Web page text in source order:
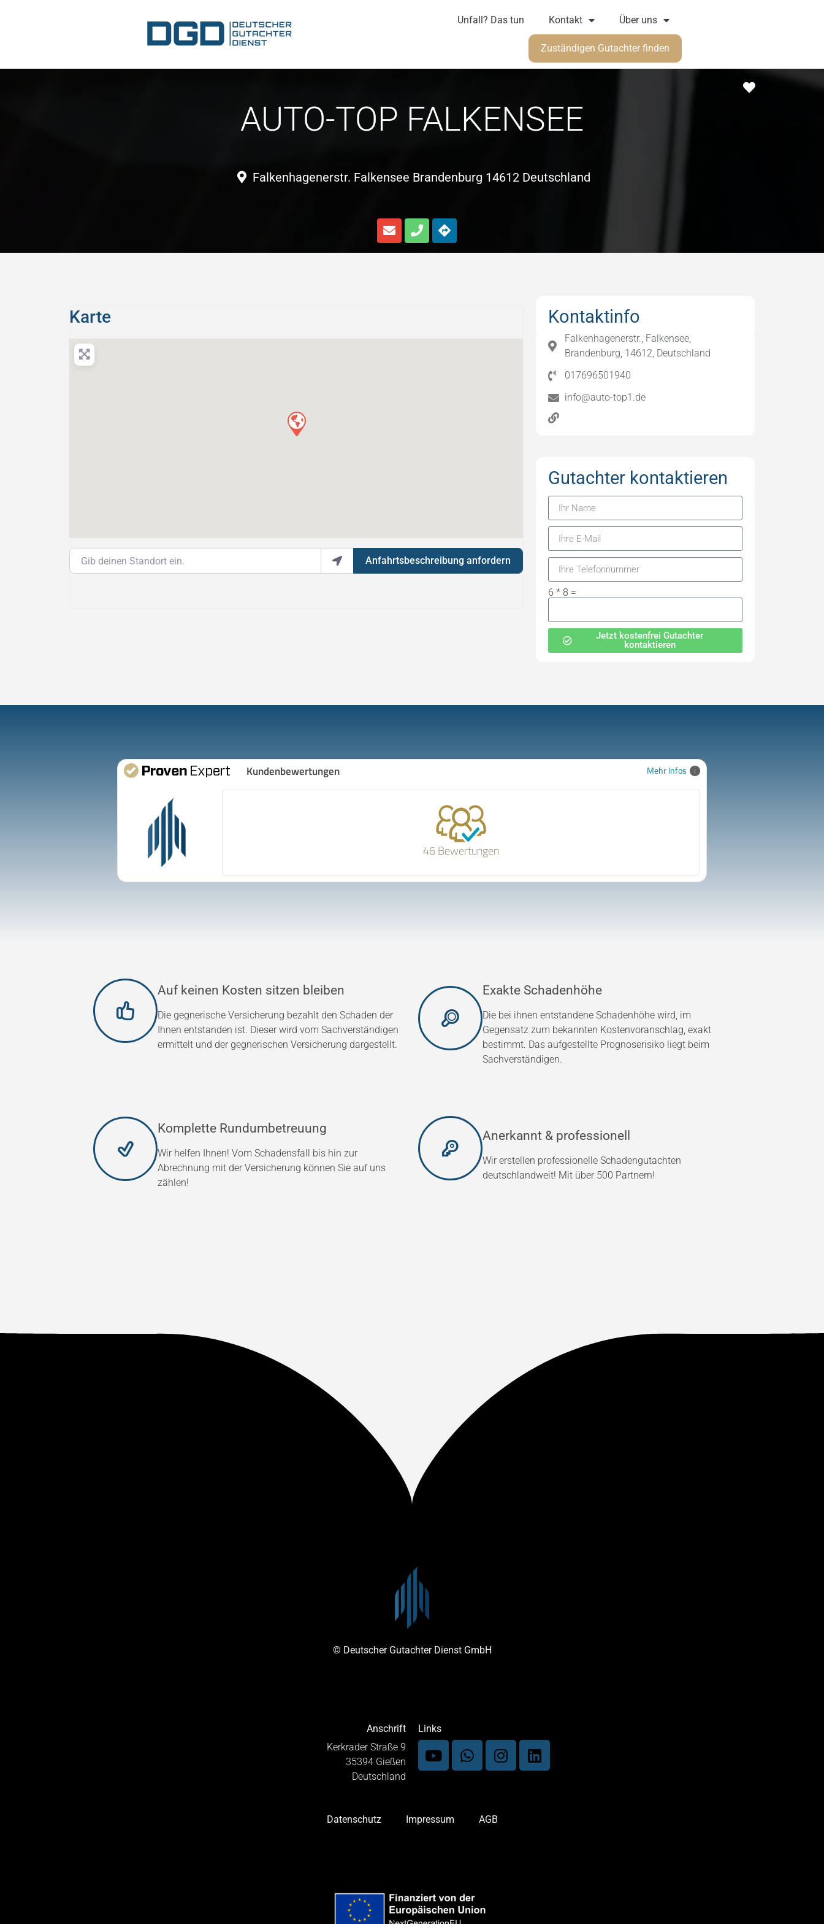
Unfall? Das tun Kontakt Über uns
Zuständigen Gutachter finden
Favorit
AUTO-TOP FALKENSEE
Falkenhagenerstr. Falkensee Brandenburg 14612 Deutschland
Karte
Gib deinen Standort ein.
Anfahrtsbeschreibung anfordern
Kontaktinfo
Falkenhagenerstr., Falkensee,
Brandenburg, 14612, Deutschland
017696501940
info@auto-top1.de
Gutachter kontaktieren
6 * 8 =
Jetzt kostenfrei Gutachter
kontaktieren
Mehr Infos
Kundenbewertungen
46 Bewertungen
Auf keinen Kosten sitzen bleiben
Die gegnerische Versicherung bezahlt den Schaden der
Ihnen entstanden ist. Dieser wird vom Sachverständigen
ermittelt und der gegnerischen Versicherung dargestellt.
Exakte Schadenhöhe
Die bei ihnen entstandene Schadenhöhe wird, im
Gegensatz zum bekannten Kostenvoranschlag, exakt
bestimmt. Das aufgestellte Prognoserisiko liegt beim
Sachverständigen.
Komplette Rundumbetreuung
Wir helfen Ihnen! Vom Schadensfall bis hin zur
Abrechnung mit der Versicherung können Sie auf uns
zählen!
Anerkannt & professionell
Wir erstellen professionelle Schadengutachten
deutschlandweit! Mit über 500 Partnern!
© Deutscher Gutachter Dienst GmbH
Anschrift
Kerkrader Straße 9
35394 Gießen
Deutschland
Links
Datenschutz Impressum AGB